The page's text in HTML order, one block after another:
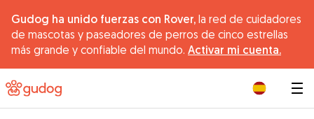
Gudog ha unido fuerzas con Rover, la red de cuidadores
de mascotas y paseadores de perros de cinco estrellas
más grande y confiable del mundo. Activar mi cuenta.